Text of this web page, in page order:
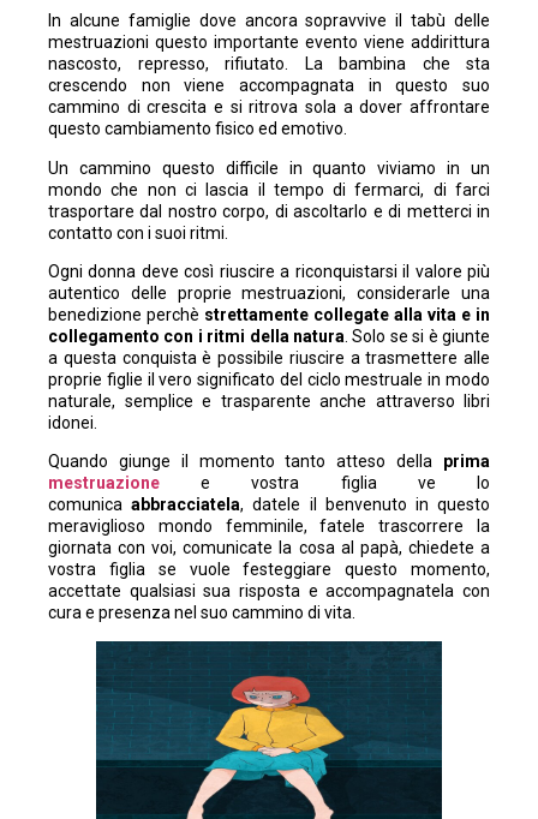
In alcune famiglie dove ancora sopravvive il tabù delle
mestruazioni questo importante evento viene addirittura
nascosto, represso, rifiutato. La bambina che sta
crescendo non viene accompagnata in questo suo
cammino di crescita e si ritrova sola a dover affrontare
questo cambiamento fisico ed emotivo.
Un cammino questo difficile in quanto viviamo in un
mondo che non ci lascia il tempo di fermarci, di farci
trasportare dal nostro corpo, di ascoltarlo e di metterci in
contatto con i suoi ritmi.
Ogni donna deve così riuscire a riconquistarsi il valore più
autentico delle proprie mestruazioni, considerarle una
benedizione perchè strettamente collegate alla vita e in
collegamento con i ritmi della natura . Solo se si è giunte
a questa conquista è possibile riuscire a trasmettere alle
proprie figlie il vero significato del ciclo mestruale in modo
naturale, semplice e trasparente anche attraverso libri
idonei.
Quando giunge il momento tanto atteso della prima
mestruazione e vostra figlia ve lo
comunicaabbracciatela, datele il benvenuto in questo
meraviglioso mondo femminile, fatele trascorrere la
giornata con voi, comunicate la cosa al papà, chiedete a
vostra figlia se vuole festeggiare questo momento,
accettate qualsiasi sua risposta e accompagnatela con
cura e presenza nel suo cammino di vita.